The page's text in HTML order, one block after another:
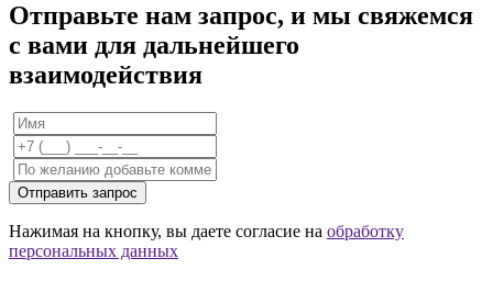
Отправьте нам запрос, и мы свяжемся
с вами для дальнейшего
взаимодействия
Отправить запрос
Нажимая на кнопку, вы даете согласие на обработку
персональных данных